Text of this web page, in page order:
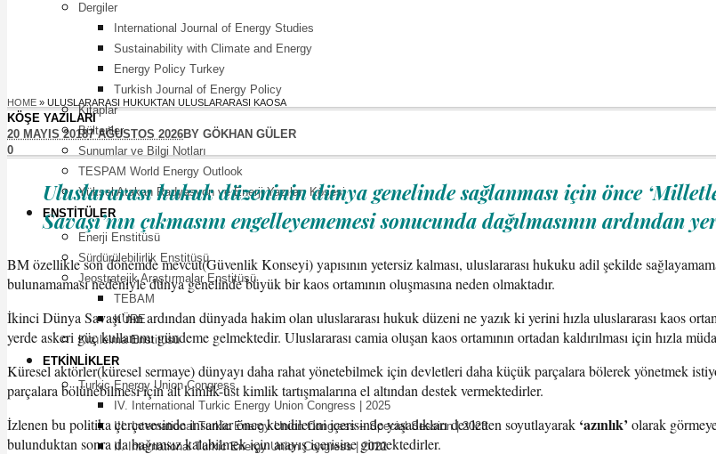
Dergiler
International Journal of Energy Studies
Sustainability with Climate and Energy
Energy Policy Turkey
Turkish Journal of Energy Policy
Kitaplar
Bültenler
Sunumlar ve Bilgi Notları
TESPAM World Energy Outlook
Yüksel Atakan Radyasyon ve Enerji Yazıları Köşesi
ENSTITÜLER
Enerji Enstitüsü
Sürdürülebilirlik Enstitüsü
Jeostratejik Araştırmalar Enstitüsü
TEBAM
KÜRE
Kızılelma Enstitüsü
ETKINLIKLER
Turkic Energy Union Congress
IV. International Turkic Energy Union Congress | 2025
III. International Turkic Energy Union Congress – Special Session | 2023
II. International Turkic Energy Union Congress | 2022
HOME » ULUSLARARASI HUKUKTAN ULUSLARARASI KAOSA
KÖŞE YAZILARI
20 MAYIS 20187 AĞUSTOS 2026BY GÖKHAN GÜLER
0
Uluslararası hukuk düzeninin dünya genelinde sağlanması için önce
Savaşı’nın çıkmasını engelleyememesi sonucunda dağılmasının
BM özellikle son dönemde mevcut(Güvenlik Konseyi) yapısının yetersiz kalması, uluslararası hukuku adil şekilde
bulunamaması nedeniyle dünya genelinde büyük bir kaos ortamının oluşmasına neden olmaktadır.
İkinci Dünya Savaşı’nın ardından dünyada hakim olan uluslararası hukuk düzeni ne yazık ki yerini hızla uluslararası kaos
yerde askeri güç kullanımı gündeme gelmektedir. Uluslararası camia oluşan kaos ortamının ortadan kaldırılması için hızla
Küresel aktörler(küresel sermaye) dünyayı daha rahat yönetebilmek için devletleri daha küçük parçalara bölerek yönetmek
parçalara bölünebilmesi için alt kimlik-üst kimlik tartışmalarına el altından destek vermektedirler.
İzlenen bu politika çerçevesinde insanlar önce kendilerini içerisinde yaşadıkları devletten soyutlayarak ‘azınlık’ olarak
bulunduktan sonra da bağımsız kalabilmek için arayış içerisine girmektedirler.